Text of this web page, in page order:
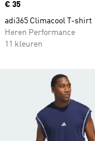
Price
€ 35
adi365 Climacool T-shirt
Heren Performance
11 kleuren